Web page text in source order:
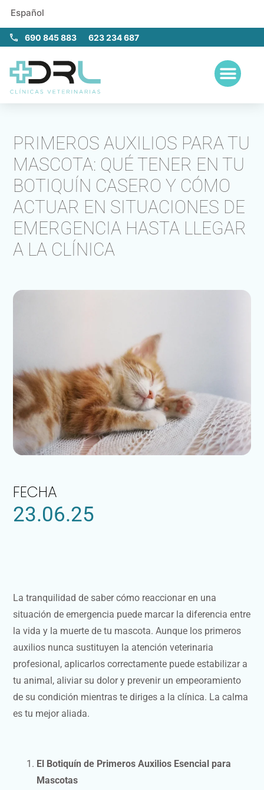
Español
690 845 883 623 234 687
PRIMEROS AUXILIOS PARA TU
MASCOTA: QUÉ TENER EN TU
BOTIQUÍN CASERO Y CÓMO
ACTUAR EN SITUACIONES DE
EMERGENCIA HASTA LLEGAR
A LA CLÍNICA
FECHA
23.06.25
La tranquilidad de saber cómo reaccionar en una
situación de emergencia puede marcar la diferencia entre
la vida y la muerte de tu mascota. Aunque los primeros
auxilios nunca sustituyen la atención veterinaria
profesional, aplicarlos correctamente puede estabilizar a
tu animal, aliviar su dolor y prevenir un empeoramiento
de su condición mientras te diriges a la clínica. La calma
es tu mejor aliada.
El Botiquín de Primeros Auxilios Esencial para
Mascotas